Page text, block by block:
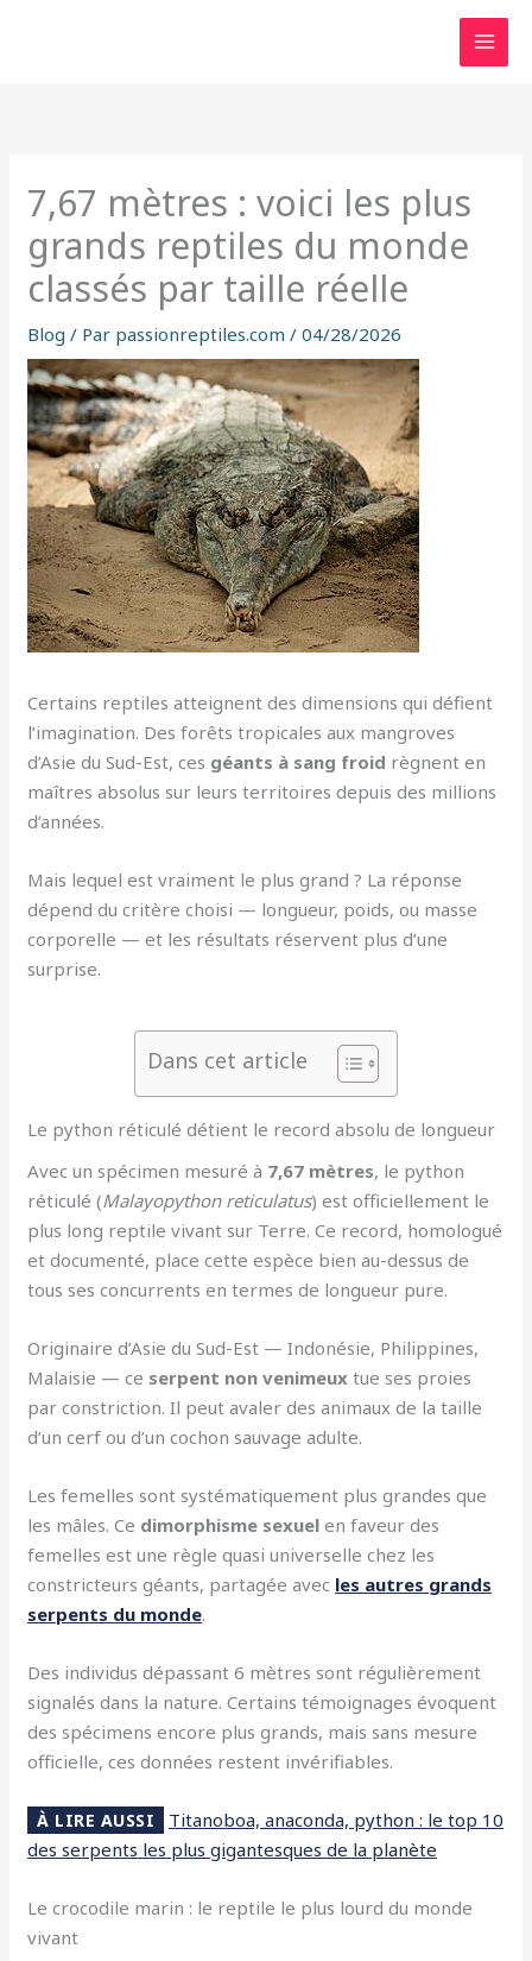
7,67 mètres : voici les plus
grands reptiles du monde
classés par taille réelle
Blog / Par passionreptiles.com/04/28/2026
Certains reptiles atteignent des dimensions qui défient
l’imagination. Des forêts tropicales aux mangroves
d’Asie du Sud-Est, ces géants à sang froid règnent en
maîtres absolus sur leurs territoires depuis des millions
d’années.
Mais lequel est vraiment le plus grand ? La réponse
dépend du critère choisi — longueur, poids, ou masse
corporelle — et les résultats réservent plus d’une
surprise.
Dans cet article
Le python réticulé détient le record absolu de longueur
Avec un spécimen mesuré à 7,67 mètres, le python
réticulé (Malayopython reticulatus) est officiellement le
plus long reptile vivant sur Terre. Ce record, homologué
et documenté, place cette espèce bien au-dessus de
tous ses concurrents en termes de longueur pure.
Originaire d’Asie du Sud-Est — Indonésie, Philippines,
Malaisie — ce serpent non venimeux tue ses proies
par constriction. Il peut avaler des animaux de la taille
d’un cerf ou d’un cochon sauvage adulte.
Les femelles sont systématiquement plus grandes que
les mâles. Ce dimorphisme sexuel en faveur des
femelles est une règle quasi universelle chez les
constricteurs géants, partagée avec les autres grands
serpents du monde.
Des individus dépassant 6 mètres sont régulièrement
signalés dans la nature. Certains témoignages évoquent
des spécimens encore plus grands, mais sans mesure
officielle, ces données restent invérifiables.
À LIRE AUSSI
Titanoboa, anaconda, python : le top 10
des serpents les plus gigantesques de la planète
Le crocodile marin : le reptile le plus lourd du monde
vivant